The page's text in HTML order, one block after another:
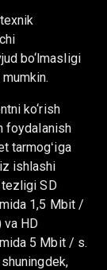
bo‘lmasligi
ko‘rish
foydalanish
tarmogʻiga
ishlashi
tezligi SD
1,5 Mbit /
va HD
5 Mbit / s.